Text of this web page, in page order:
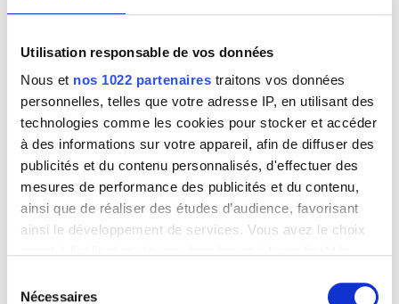
Utilisation responsable de vos données
Nous et nos 1022 partenaires traitons vos données
personnelles, telles que votre adresse IP, en utilisant des
technologies comme les cookies pour stocker et accéder
à des informations sur votre appareil, afin de diffuser des
publicités et du contenu personnalisés, d'effectuer des
mesures de performance des publicités et du contenu,
ainsi que de réaliser des études d’audience, favorisant
ainsi le développement de services. Vous avez le choix
tout moment en consultant la Déclaration relative aux
Nécessaires
Peter Paul Rubens